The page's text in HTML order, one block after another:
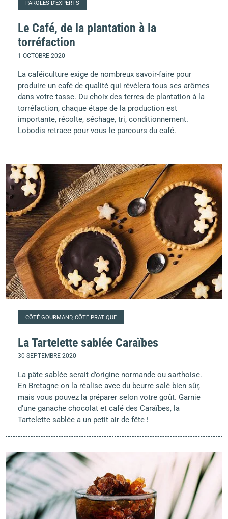
PAROLES D'EXPERTS
Le Café, de la plantation à la
torréfaction
1 OCTOBRE 2020
La caféiculture exige de nombreux savoir-faire pour
produire un café de qualité qui révèlera tous ses arômes
dans votre tasse. Du choix des terres de plantation à la
torréfaction, chaque étape de la production est
importante, récolte, séchage, tri, conditionnement.
Lobodis retrace pour vous le parcours du café.
CÔTÉ GOURMAND, CÔTÉ PRATIQUE
La Tartelette sablée Caraïbes
30 SEPTEMBRE 2020
La pâte sablée serait d’origine normande ou sarthoise.
En Bretagne on la réalise avec du beurre salé bien sûr,
mais vous pouvez la préparer selon votre goût. Garnie
d’une ganache chocolat et café des Caraïbes, la
Tartelette sablée a un petit air de fête !